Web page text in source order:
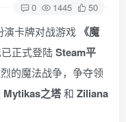
0 1445 50
演卡牌对战游戏 《魔
正式登陆Steam平
的魔法战争，争夺领
Mytikas之塔和 Ziliana